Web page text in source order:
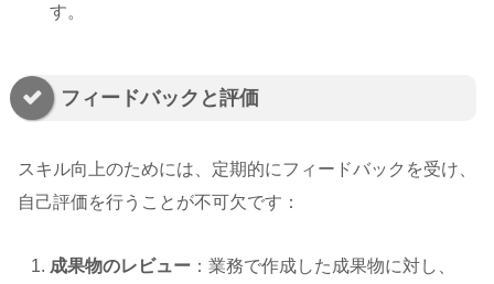
す。
フィードバックと評価
スキル向上のためには、定期的にフィードバックを受け、
自己評価を行うことが不可欠です：
成果物のレビュー ：業務で作成した成果物に対し、